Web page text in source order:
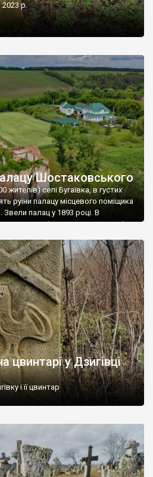
р.
Шостаковського
селі Бугаївка, в густих
руїни палацу місцевого поміщика
палац у 1893 році. В
спочатку містилася школа, потім
лікарню. Коли із
точно не […]
цвинтарі у Дзигівці
і її цвинтар